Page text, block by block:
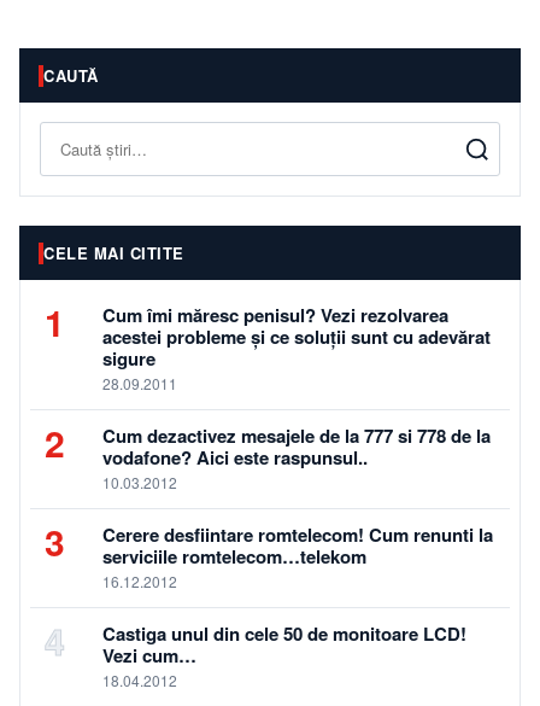
CAUTĂ
Caută
CELE MAI CITITE
1
Cum îmi măresc penisul? Vezi rezolvarea
acestei probleme și ce soluții sunt cu adevărat
sigure
28.09.2011
2
Cum dezactivez mesajele de la 777 si 778 de la
vodafone? Aici este raspunsul..
10.03.2012
3
Cerere desfiintare romtelecom! Cum renunti la
serviciile romtelecom…telekom
16.12.2012
4
Castiga unul din cele 50 de monitoare LCD!
Vezi cum…
18.04.2012